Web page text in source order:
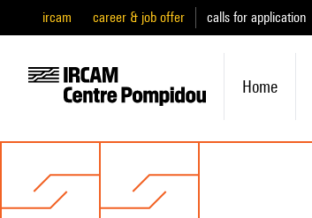
ircam career & job offer calls for application
Home